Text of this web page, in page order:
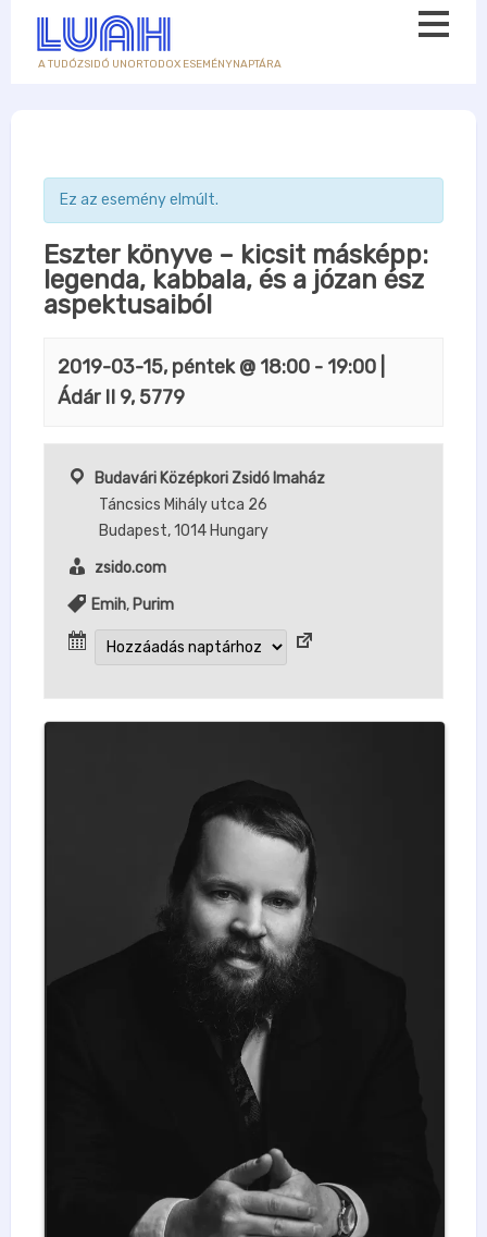
A TUDÓZSIDÓ UNORTODOX ESEMÉNYNAPTÁRA
Ez az esemény elmúlt.
Eszter könyve – kicsit másképp:
legenda, kabbala, és a józan ész
aspektusaiból
2019-03-15, péntek @ 18:00 - 19:00
Ádár II 9, 5779
Budavári Középkori Zsidó Imaház
Táncsics Mihály utca 26
Budapest,1014 Hungary
zsido.com
Emih, Purim